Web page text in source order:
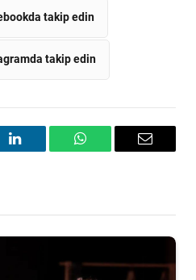
takip edin
takip edin
LinkedIn WhatsAppEmail